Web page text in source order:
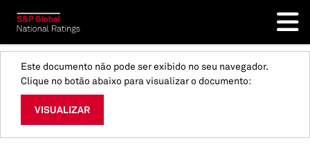
Este documento não pode ser exibido no seu navegador.
Clique no botão abaixo para visualizar o documento:
VISUALIZAR